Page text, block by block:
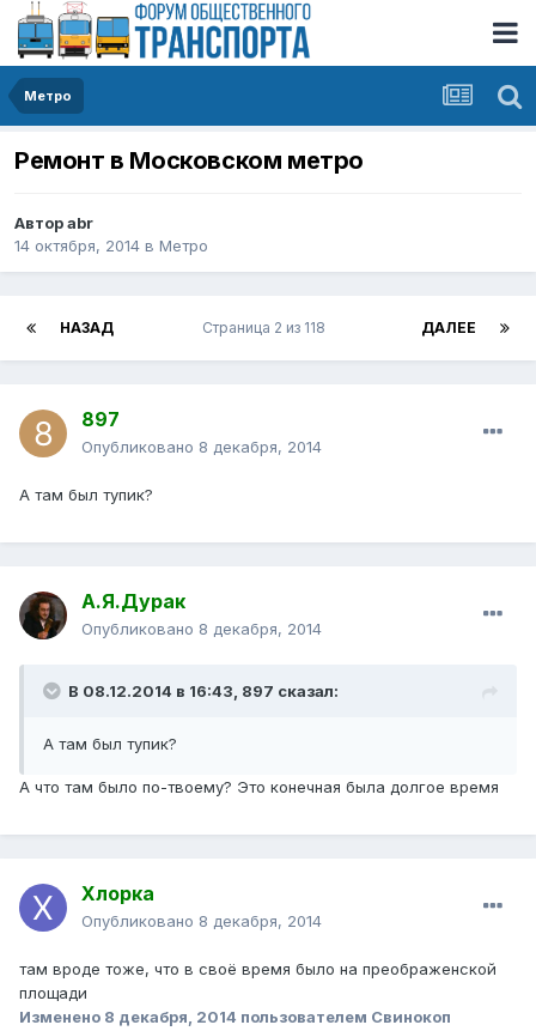
Метро
Ремонт в Московском метро
Авторabr
14 октября, 2014 в Метро
НАЗАД ДАЛЕЕ
Страница 2 из 118
897
Опубликовано 8 декабря, 2014
А там был тупик?
А.Я.Дурак
Опубликовано 8 декабря, 2014
В 08.12.2014 в 16:43, 897 сказал:
А там был тупик?
А что там было по-твоему? Это конечная была долгое время
Хлорка
Опубликовано 8 декабря, 2014
там вроде тоже, что в своё время было на преображенской
площади
Изменено 8 декабря, 2014 пользователем Свинокоп